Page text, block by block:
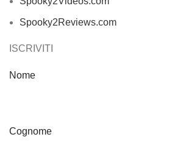
Spooky2Reviews.com
ISCRIVITI
Nome
Cognome